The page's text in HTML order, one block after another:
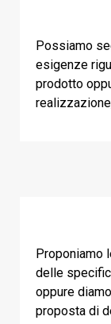
Possiamo
esigenze
prodotto
Proponiamo
delle
oppure
proposta di